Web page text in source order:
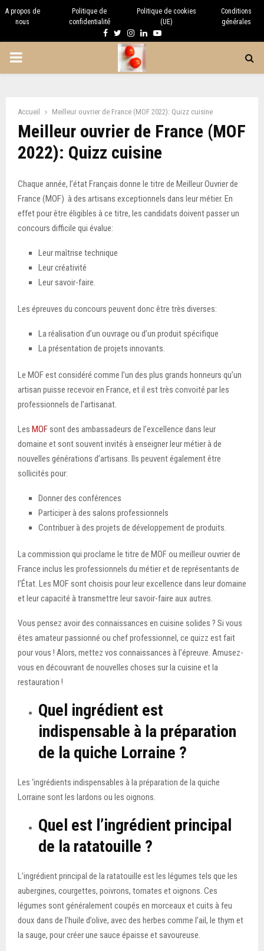
A propos de
nous
Politique de
confidentialité
Politique de cookies
(UE)
Conditions
générales
Facebook
TwitterInstagram
LinkedinYoutube
PRIMARY
Accueil Meilleur ouvrier de France (MOF 2022): Quizz cuisine
Meilleur ouvrier de France (MOF
2022): Quizz cuisine
Chaque année, l’état Français donne le titre de Meilleur Ouvrier de
France (MOF) à des artisans exceptionnels dans leur métier. En
effet pour être éligibles à ce titre, les candidats doivent passer un
concours difficile qui évalue:
Leur maîtrise technique
Leur créativité
Leur savoir-faire.
Les épreuves du concours peuvent donc être très diverses:
La réalisation d’un ouvrage ou d’un produit spécifique
La présentation de projets innovants.
Le MOF est considéré comme l’un des plus grands honneurs qu’un
artisan puisse recevoir en France, et il est très convoité par les
professionnels de l’artisanat.
Les MOFsont des ambassadeurs de l’excellence dans leur
domaine et sont souvent invités à enseigner leur métier à de
nouvelles générations d’artisans. Ils peuvent également être
sollicités pour:
Donner des conférences
Participer à des salons professionnels
Contribuer à des projets de développement de produits.
La commission qui proclame le titre de MOF ou meilleur ouvrier de
France inclus les professionnels du métier et de représentants de
l’État. Les MOF sont choisis pour leur excellence dans leur domaine
et leur capacité à transmettre leur savoir-faire aux autres.
Vous pensez avoir des connaissances en cuisine solides ? Si vous
êtes amateur passionné ou chef professionnel, ce quizz est fait
pour vous ! Alors, mettez vos connaissances à l’épreuve. Amusez-
vous en découvrant de nouvelles choses sur la cuisine et la
restauration !
Quel ingrédient est
indispensable à la préparation
de la quiche Lorraine ?
Les ‘ingrédients indispensables à la préparation de la quiche
Lorraine sont les lardons ou les oignons.
Quel est l’ingrédient principal
de la ratatouille ?
L’ingrédient principal de la ratatouille est les légumes tels que les
aubergines, courgettes, poivrons, tomates et oignons. Ces
légumes sont généralement coupés en morceaux et cuits à feu
doux dans de l’huile d’olive, avec des herbes comme l’ail, le thym et
la sauge, pour créer une sauce épaisse et savoureuse.